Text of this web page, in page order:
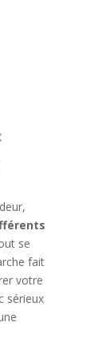
se
fait
votre
sérieux